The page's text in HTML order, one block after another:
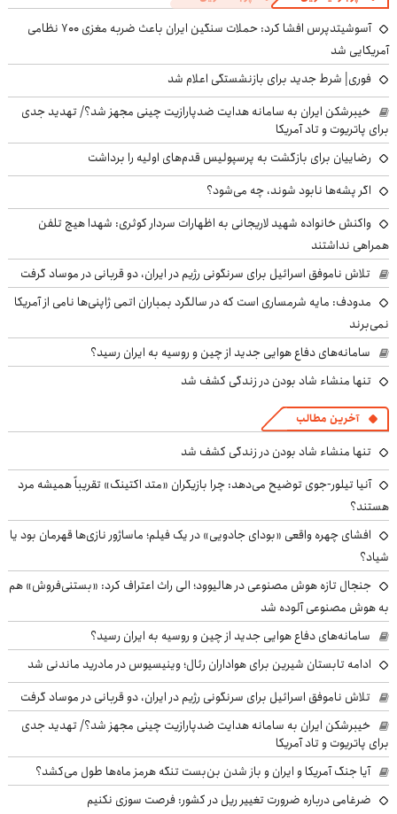
آسوشیتدپرس افشا کرد: حملات سنگین ایران باعث ضربه مغزی ۷۰۰ نظامی
آمریکایی شد
فوری| شرط جدید برای بازنشستگی اعلام شد
خیبرشکن ایران به سامانه هدایت ضدپارازیت چینی مجهز شد؟/ تهدید جدی
برای پاتریوت و تاد آمریکا
رضاییان برای بازگشت به پرسپولیس قدم‌های اولیه را برداشت
اگر پشه‌ها نابود شوند، چه می‌شود؟
واکنش خانواده شهید لاریجانی به اظهارات سردار کوثری: شهدا هیچ تلفن
همراهی نداشتند
تلاش ناموفق اسرائیل برای سرنگونی رژیم در ایران، دو قربانی در موساد گرفت
مدودف: مایه شرمساری است که در سالگرد بمباران اتمی ژاپنی‌ها نامی از آمریکا
نمی‌برند
سامانه‌های دفاع هوایی جدید از چین و روسیه به ایران رسید؟
تنها منشاء شاد بودن در زندگی کشف شد
آخرین مطالب
تنها منشاء شاد بودن در زندگی کشف شد
آنیا تیلور-جوی توضیح می‌دهد: چرا بازیگران «متد اکتینگ» تقریباً همیشه مرد
هستند؟
افشای چهره واقعی «بودای جادویی» در یک فیلم؛ ماساژور نازی‌ها قهرمان بود یا
شیاد؟
جنجال تازه هوش مصنوعی در هالیوود؛ الی راث اعتراف کرد: «بستنی‌فروش» هم
به هوش مصنوعی آلوده شد
سامانه‌های دفاع هوایی جدید از چین و روسیه به ایران رسید؟
ادامه تابستان شیرین برای هواداران رئال؛ وینیسیوس در مادرید ماندنی شد
تلاش ناموفق اسرائیل برای سرنگونی رژیم در ایران، دو قربانی در موساد گرفت
خیبرشکن ایران به سامانه هدایت ضدپارازیت چینی مجهز شد؟/ تهدید جدی
برای پاتریوت و تاد آمریکا
آیا جنگ آمریکا و ایران و باز شدن بن‌بست تنگه هرمز ماه‌ها طول می‌کشد؟
ضرغامی درباره ضرورت تغییر ریل در کشور: فرصت سوزی نکنیم